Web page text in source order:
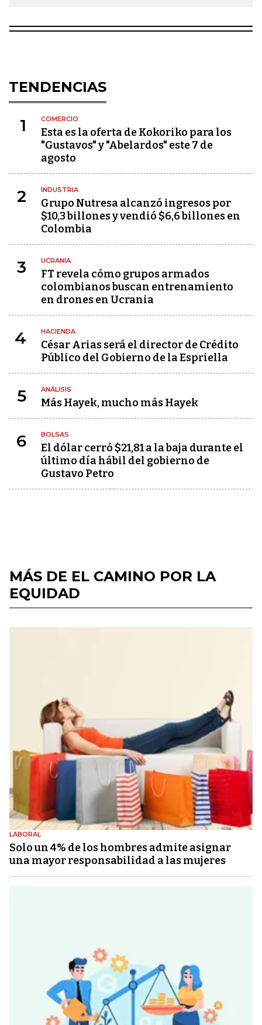
TENDENCIAS
1 COMERCIO
Esta es la oferta de Kokoriko para los
"Gustavos" y "Abelardos" este 7 de
agosto
2 INDUSTRIA
Grupo Nutresa alcanzó ingresos por
$10,3 billones y vendió $6,6 billones en
Colombia
3 UCRANIA
FT revela cómo grupos armados
colombianos buscan entrenamiento
en drones en Ucrania
4 HACIENDA
César Arias será el director de Crédito
Público del Gobierno de la Espriella
5 ANÁLISIS
Más Hayek, mucho más Hayek
6 BOLSAS
El dólar cerró $21,81 a la baja durante el
último día hábil del gobierno de
Gustavo Petro
MÁS DE EL CAMINO POR LA
EQUIDAD
LABORAL
Solo un 4% de los hombres admite asignar
una mayor responsabilidad a las mujeres